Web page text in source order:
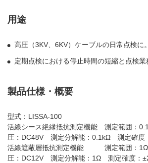
用途
高圧（3KV、6KV）ケーブルの日常点検に。
定期点検における停止時間の短縮と点検業
製品仕様・概要
型式：LISSA-100
活線シース絶縁抵抗測定機能 測定範囲：
圧：DC48V 測定分解能：0.1kΩ 測定確度
活線遮蔽層抵抗測定機能 測定範囲：
圧：DC12V 測定分解能：1Ω 測定確度：